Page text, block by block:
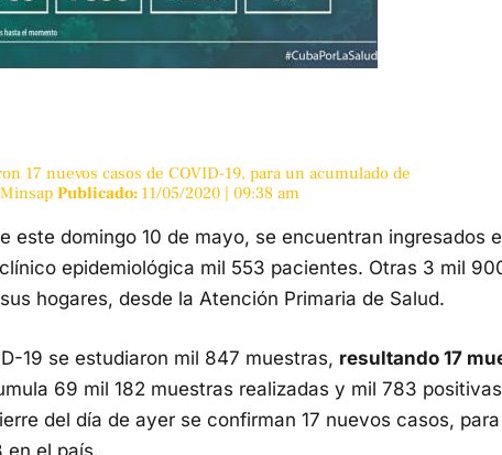
17 nuevos casos de COVID-19, para un acumulado de
Minsap Publicado: 11/05/2020 | 09:38 am
este domingo 10 de mayo, se encuentran ingresados
epidemiológica mil 553 pacientes. Otras 3 mil
hogares, desde la Atención Primaria de Salud.
19 se estudiaron mil 847 muestras, resultando 17
69 mil 182 muestras realizadas y mil 783
del día de ayer se confirman 17 nuevos casos,
en el país.